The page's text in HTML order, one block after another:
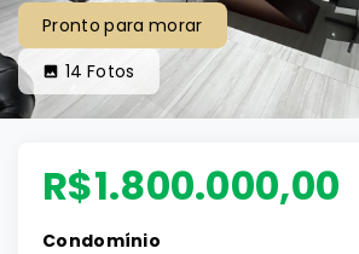
Pronto para morar
14 Fotos
R$1.800.000,00
Condomínio